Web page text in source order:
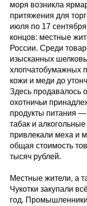
моря возникла
притяжения для
июля по 17
концов: местные
России. Среди
изысканных
хлопчатобумажных
кожи и меди до
Здесь продавалось
охотничьи
продукты питания —
табак и
привлекали меха и
общая стоимость
тысяч рублей.
Местные жители, а
Чукотки закупали
год.